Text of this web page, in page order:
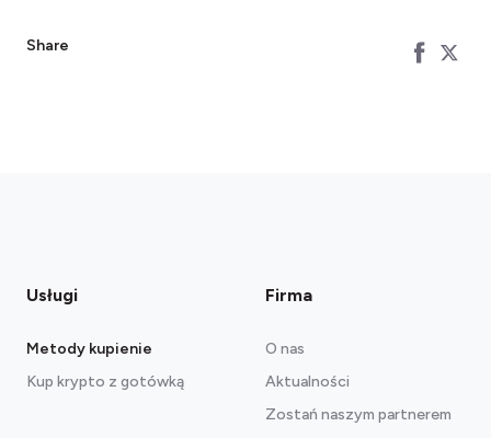
Share
Usługi
Metody kupienie
Kup krypto z gotówką
Firma
O nas
Aktualności
Zostań naszym partnerem